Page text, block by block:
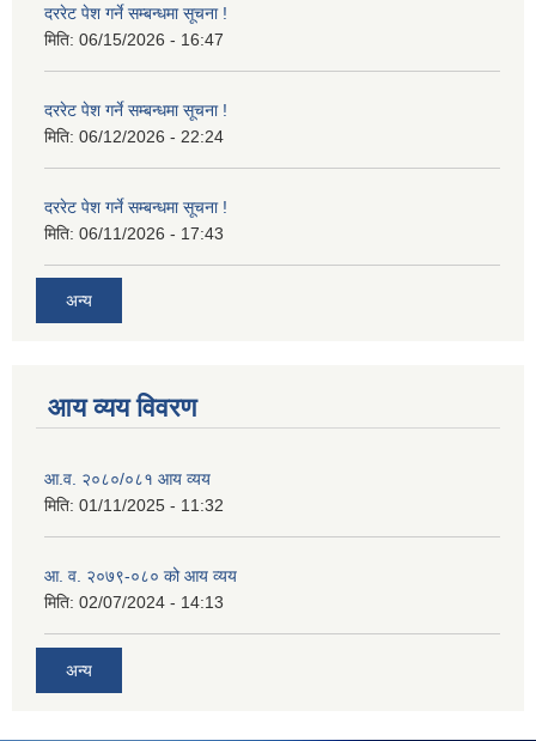
दररेट पेश गर्ने सम्बन्धमा सूचना !
मिति: 06/15/2026 - 16:47
दररेट पेश गर्ने सम्बन्धमा सूचना !
मिति: 06/12/2026 - 22:24
दररेट पेश गर्ने सम्बन्धमा सूचना !
मिति: 06/11/2026 - 17:43
अन्य
आय व्यय विवरण
आ.व. २०८०/०८१ आय व्यय
मिति: 01/11/2025 - 11:32
आ. व. २०७९-०८० को आय व्यय
मिति: 02/07/2024 - 14:13
अन्य